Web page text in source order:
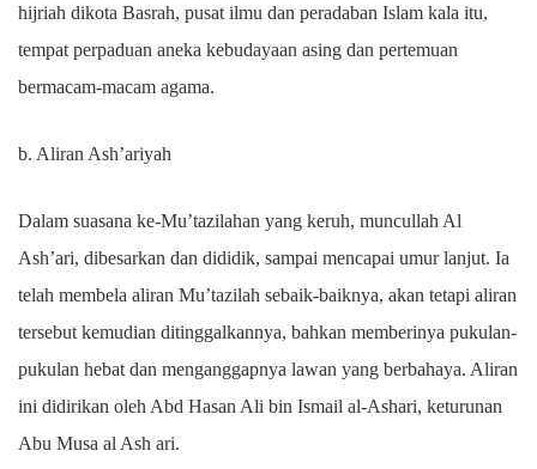
hijriah dikota Basrah, pusat ilmu dan peradaban Islam kala itu,
tempat perpaduan aneka kebudayaan asing dan pertemuan
bermacam-macam agama.
b. Aliran Ash’ariyah
Dalam suasana ke-Mu’tazilahan yang keruh, muncullah Al
Ash’ari, dibesarkan dan dididik, sampai mencapai umur lanjut. Ia
telah membela aliran Mu’tazilah sebaik-baiknya, akan tetapi aliran
tersebut kemudian ditinggalkannya, bahkan memberinya pukulan-
pukulan hebat dan menganggapnya lawan yang berbahaya. Aliran
ini didirikan oleh Abd Hasan Ali bin Ismail al-Ashari, keturunan
Abu Musa al Ash ari.